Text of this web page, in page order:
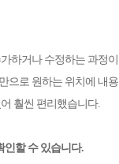
하거나 수정하는 과정
으로 원하는 위치에 내
훨씬 편리했습니다.
인할 수 있습니다.